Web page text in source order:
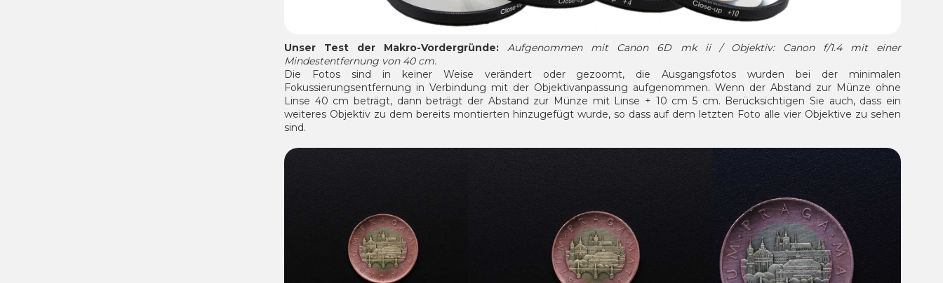
Unser Test der Makro-Vordergründe:
Aufgenommen mit Canon 6D mk ii / Objektiv: Canon f/1.4 mit einer
Mindestentfernung von 40 cm.
Die Fotos sind in keiner Weise verändert oder gezoomt, die Ausgangsfotos wurden bei der minimalen
Fokussierungsentfernung in Verbindung mit der Objektivanpassung aufgenommen. Wenn der Abstand zur Münze ohne
Linse 40 cm beträgt, dann beträgt der Abstand zur Münze mit Linse + 10 cm 5 cm. Berücksichtigen Sie auch, dass ein
weiteres Objektiv zu dem bereits montierten hinzugefügt wurde, so dass auf dem letzten Foto alle vier Objektive zu sehen
sind.